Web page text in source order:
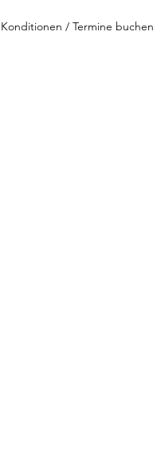
Konditionen / Termine buchen